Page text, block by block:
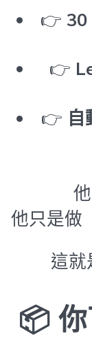
👉 30
👉
👉 自
他只是做
這就
📦